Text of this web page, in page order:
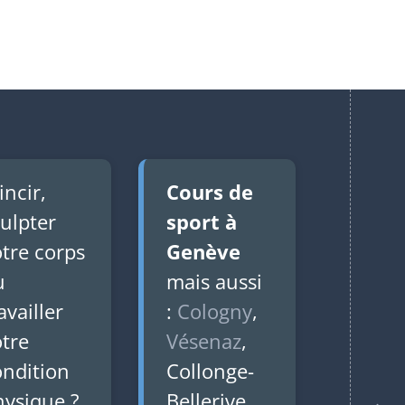
corps
Cours de
sport à
Genève
mais aussi
: Cologny,
Vésenaz,
Collonge-